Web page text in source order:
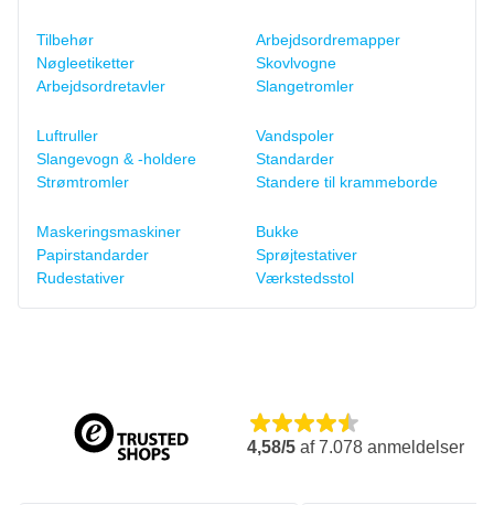
Tilbehør
Nøgleetiketter
Arbejdsordretavler
Arbejdsordremapper
Skovlvogne
Slangetromler
Luftruller
Slangevogn & -holdere
Strømtromler
Vandspoler
Standarder
Standere til krammeborde
Maskeringsmaskiner
Papirstandarder
Rudestativer
Bukke
Sprøjtestativer
Værkstedsstol
4,58/5 af7.078 anmeldelser